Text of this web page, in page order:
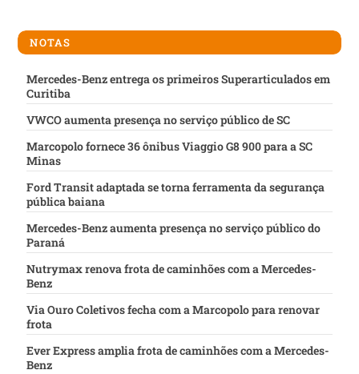
NOTAS
Mercedes-Benz entrega os primeiros Superarticulados em
Curitiba
VWCO aumenta presença no serviço público de SC
Marcopolo fornece 36 ônibus Viaggio G8 900 para a SC
Minas
Ford Transit adaptada se torna ferramenta da segurança
pública baiana
Mercedes-Benz aumenta presença no serviço público do
Paraná
Nutrymax renova frota de caminhões com a Mercedes-
Benz
Via Ouro Coletivos fecha com a Marcopolo para renovar
frota
Ever Express amplia frota de caminhões com a Mercedes-
Benz